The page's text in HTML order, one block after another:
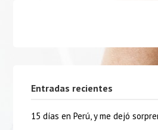
Entradas recientes
15 días en Perú, y me dejó